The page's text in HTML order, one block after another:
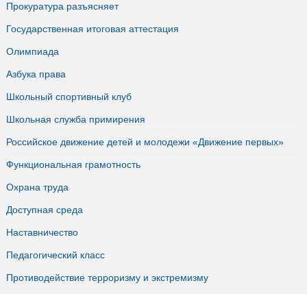
Прокуратура разъясняет
Государственная итоговая аттестация
Олимпиада
Азбука права
Школьный спортивный клуб
Школьная служба примирения
Российское движение детей и молодежи «Движение первых»
Функциональная грамотность
Охрана труда
Доступная среда
Наставничество
Педагогический класс
Противодействие терроризму и экстремизму